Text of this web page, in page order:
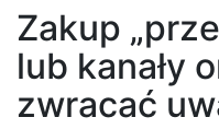
Zakup
lub kanały
zwracać